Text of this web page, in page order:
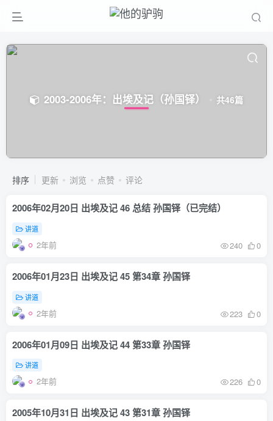
2003-2006年：出埃及记（孙国铎） 共46篇
排序 更新 浏览 点赞 评论
2006年02月20日 出埃及记 46 总结 孙国铎（已完结）
讲道
2年前 240 0
2006年01月23日 出埃及记 45 第34章 孙国铎
讲道
2年前 223 0
2006年01月09日 出埃及记 44 第33章 孙国铎
讲道
2年前 226 0
2005年10月31日 出埃及记 43 第31章 孙国铎